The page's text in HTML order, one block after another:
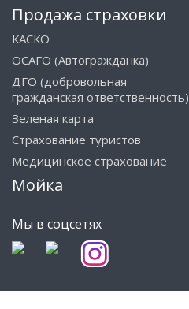
Продажа страховки
КАСКО
ОСАГО (Автогражданка)
ДГО (добровольная
гражданская ответственность)
Зеленая карта
Страхование туристов
Медицинское страхование
Мойка
Мы в соцсетях